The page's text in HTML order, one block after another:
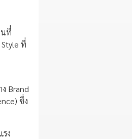
นที่
ที่
Brand
ซึ่ง
ง